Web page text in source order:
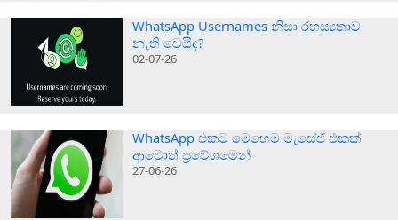
WhatsApp Usernames නිසා රහස්‍යතාව
නැති වෙයිද?
02-07-26
WhatsApp එකට මෙහෙම මැසේජ් එකක්
ආවොත් ප්‍රවේශමෙන්
27-06-26